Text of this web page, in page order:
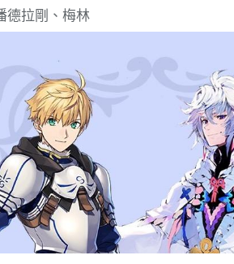
德拉剛、梅林